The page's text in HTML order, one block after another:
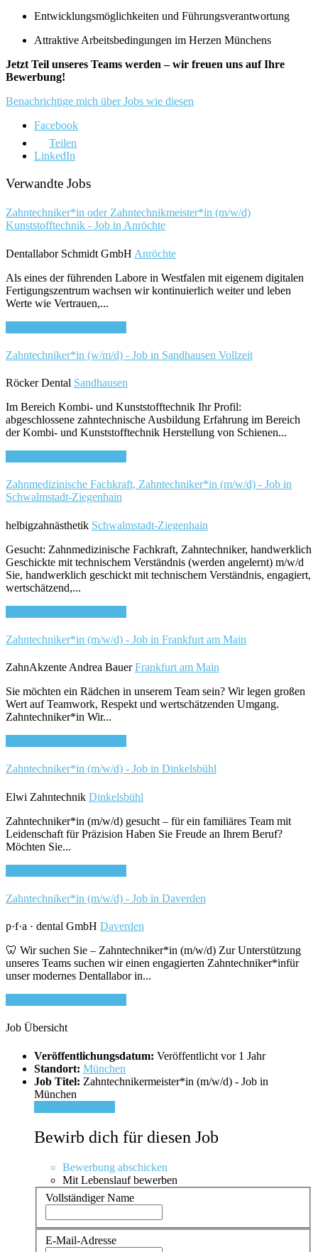
Entwicklungsmöglichkeiten und Führungsverantwortung
Attraktive Arbeitsbedingungen im Herzen Münchens
Jetzt Teil unseres Teams werden – wir freuen uns auf Ihre
Bewerbung!
Benachrichtige mich über Jobs wie diesen
Facebook
Teilen
LinkedIn
Verwandte Jobs
Zahntechniker*in oder Zahntechnikmeister*in (m/w/d)
Kunststofftechnik - Job in Anröchte
Dentallabor Schmidt GmbH Anröchte
Als eines der führenden Labore in Westfalen mit eigenem digitalen
Fertigungszentrum wachsen wir kontinuierlich weiter und leben
Werte wie Vertrauen,...
Zahntechniker*in (w/m/d) - Job in Sandhausen Vollzeit
Röcker Dental Sandhausen
Im Bereich Kombi- und Kunststofftechnik Ihr Profil:
abgeschlossene zahntechnische Ausbildung Erfahrung im Bereich
der Kombi- und Kunststofftechnik Herstellung von Schienen...
Zahnmedizinische Fachkraft, Zahntechniker*in (m/w/d) - Job in
Schwalmstadt-Ziegenhain
helbigzahnästhetik Schwalmstadt-Ziegenhain
Gesucht: Zahnmedizinische Fachkraft, Zahntechniker, handwerklich
Geschickte mit technischem Verständnis (werden angelernt) m/w/d
Sie, handwerklich geschickt mit technischem Verständnis, engagiert,
wertschätzend,...
Zahntechniker*in (m/w/d) - Job in Frankfurt am Main
ZahnAkzente Andrea Bauer Frankfurt am Main
Sie möchten ein Rädchen in unserem Team sein? Wir legen großen
Wert auf Teamwork, Respekt und wertschätzenden Umgang.
Zahntechniker*in Wir...
Zahntechniker*in (m/w/d) - Job in Dinkelsbühl
Elwi Zahntechnik Dinkelsbühl
Zahntechniker*in (m/w/d) gesucht – für ein familiäres Team mit
Leidenschaft für Präzision Haben Sie Freude an Ihrem Beruf?
Möchten Sie...
Zahntechniker*in (m/w/d) - Job in Daverden
p·f·a · dental GmbH Daverden
🦷 Wir suchen Sie – Zahntechniker*in (m/w/d) Zur Unterstützung
unseres Teams suchen wir einen engagierten Zahntechniker*infür
unser modernes Dentallabor in...
Job Übersicht
Veröffentlichungsdatum: Veröffentlicht vor 1 Jahr
Standort: München
Job Titel: Zahntechnikermeister*in (m/w/d) - Job in
München
Bewirb dich für diesen Job
Bewerbung abschicken
Mit Lebenslauf bewerben
Vollständiger Name
E-Mail-Adresse